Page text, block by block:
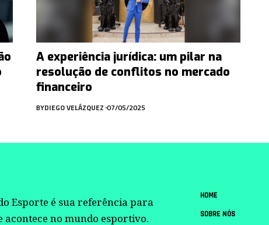
A experiência jurídica: um pilar na
resolução de conflitos no mercado
financeiro
BYDIEGO VELÁZQUEZ 07/05/2025
Esporte é sua referência para
acontece no mundo esportivo.
HOME
SOBRE NÓS